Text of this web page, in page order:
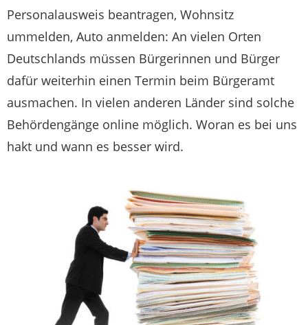
Personalausweis beantragen, Wohnsitz
ummelden, Auto anmelden: An vielen Orten
Deutschlands müssen Bürgerinnen und Bürger
dafür weiterhin einen Termin beim Bürgeramt
ausmachen. In vielen anderen Länder sind solche
Behördengänge online möglich. Woran es bei uns
hakt und wann es besser wird.